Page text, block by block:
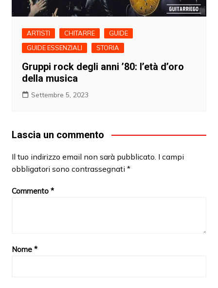
ARTISTI CHITARRE
GUIDE
GUIDE ESSENZIALI
STORIA
Gruppi rock degli anni ’80: l’età d’oro
della musica
Settembre 5, 2023
Lascia un commento
Il tuo indirizzo email non sarà pubblicato. I campi
obbligatori sono contrassegnati *
Commento *
Nome *